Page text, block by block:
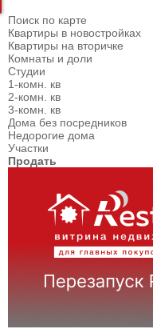
Поиск по карте
Квартиры в новостройках
Квартиры на вторичке
Комнаты и доли
Студии
1-комн. кв
2-комн. кв
3-комн. кв
Дома без посредников
Недорогие дома
Участки
Продать